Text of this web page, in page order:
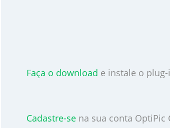
Faça o download e instale o
Cadastre-sena sua conta OptiPic